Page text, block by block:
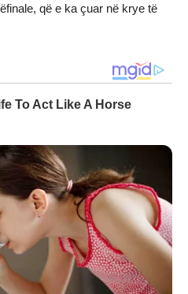
që e ka çuar në krye të